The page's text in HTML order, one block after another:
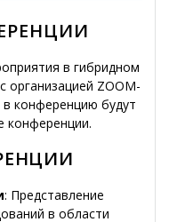
в гибридном
ZOOM-
конференцию будут
конференции.
: Представление
в области